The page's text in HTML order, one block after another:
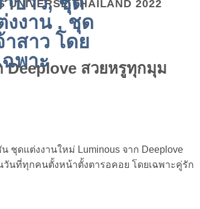
UNIVERSE THAILAND 2022
Deeplove สวยหรูทุกมุม
ชุดแต่งงานใหม่ Luminous จาก Deeplove
วันที่ทุกคนตั้งหน้าตั้งตารอคอย โดยเฉพาะคู่รัก